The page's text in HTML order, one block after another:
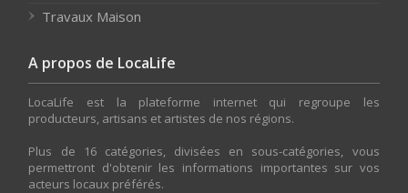
Travaux Maison
A propos de LocaLife
LocaLife est la plateforme internet qui regroupe les
producteurs, artisans et artistes de nos régions.
Plus de 16 catégories, divisées en sous-catégories, vous
permettront d'obtenir les informations importantes sur vos
acteurs locaux préférés.